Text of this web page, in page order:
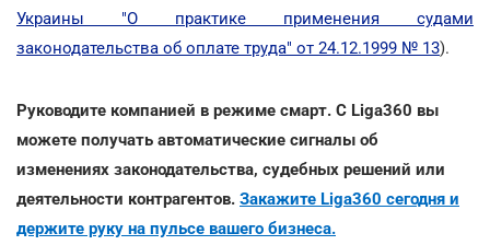
Украины "О практике применения судами
законодательства об оплате труда" от 24.12.1999 № 13).
Руководите компанией в режиме смарт. С Liga360 вы
можете получать автоматические сигналы об
изменениях законодательства, судебных решений или
деятельности контрагентов. Закажите Liga360 сегодня и
держите руку на пульсе вашего бизнеса.